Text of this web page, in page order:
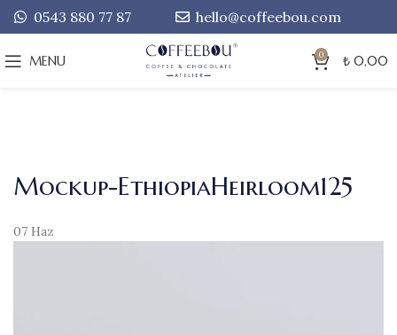
0543 880 77 87 hello@coffeebou.com
MENU 0 ₺ 0,00
Mockup-EthiopiaHeirloom125
07 Haz